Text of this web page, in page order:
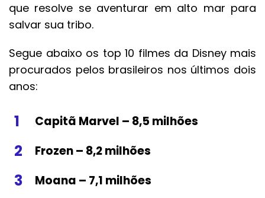
que resolve se aventurar em alto mar para
salvar sua tribo.
Segue abaixo os top 10 filmes da Disney mais
procurados pelos brasileiros nos últimos dois
anos:
Capitã Marvel – 8,5 milhões
Frozen – 8,2 milhões
Moana – 7,1 milhões